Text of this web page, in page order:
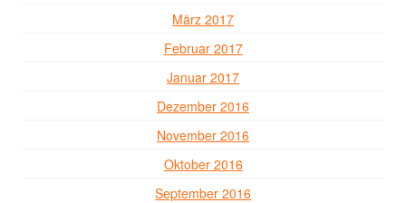
März 2017
Februar 2017
Januar 2017
Dezember 2016
November 2016
Oktober 2016
September 2016